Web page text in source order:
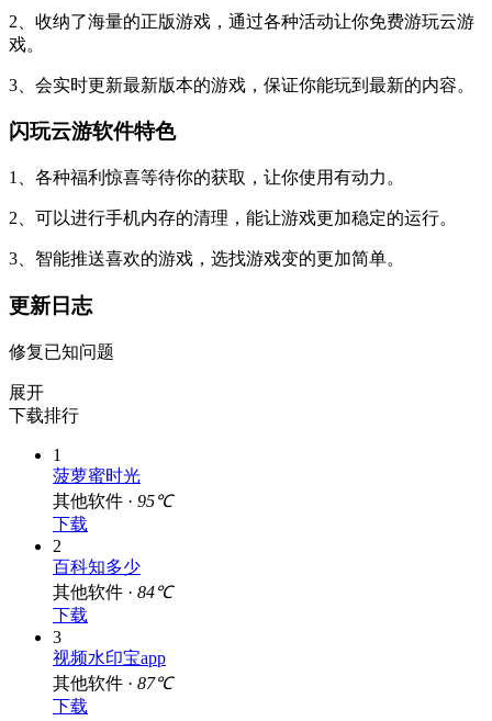
2、收纳了海量的正版游戏，通过各种活动让你免费游玩云游
戏。
3、会实时更新最新版本的游戏，保证你能玩到最新的内容。
闪玩云游软件特色
1、各种福利惊喜等待你的获取，让你使用有动力。
2、可以进行手机内存的清理，能让游戏更加稳定的运行。
3、智能推送喜欢的游戏，选找游戏变的更加简单。
更新日志
修复已知问题
展开
下载排行
1
菠萝蜜时光
其他软件 · 95℃
下载
2
百科知多少
其他软件 · 84℃
下载
3
视频水印宝app
其他软件 · 87℃
下载